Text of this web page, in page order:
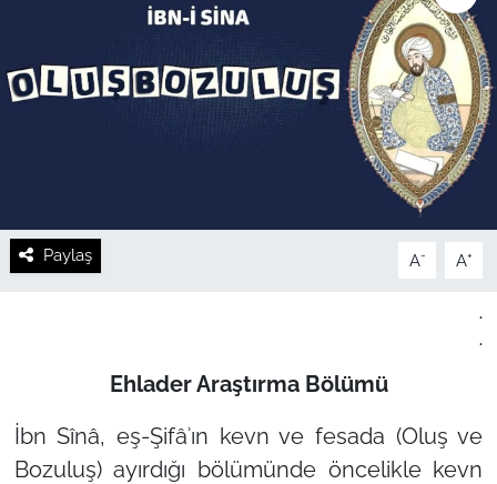
Paylaş A- A+
.
.
Ehlader Araştırma Bölümü
İbn Sînâ, eş-Şifâʾın kevn ve fesada (Oluş ve
Bozuluş) ayırdığı bölümünde öncelikle kevn